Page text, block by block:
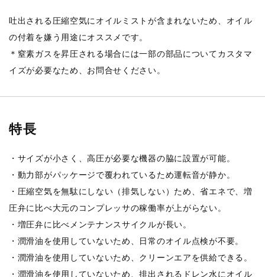
吐出される圧縮空気にオイルミストが含まれないため、オイル
の付着を嫌う用途にオススメです。
＊窒素ガスを昇圧される場合には一部の部品についてカスタマ
イズが必要なため、お問合せください。
特長
・サイズが小さく、高圧が必要な機器の脇に設置が可能。
・動力部がパッケージで覆われているため運転音が静か。
・圧縮空気を無駄にしない（排気しない）ため、省エネで、増
圧弁に比べ大元のコンプレッサの稼働率が上がらない。
・増圧弁に比べメンテナンスサイクルが長い。
・潤滑油を使用していないため、日常のオイル点検が不要。
・潤滑油を使用していないため、クリーンエアを供給できる。
・潤滑油を使用していないため、排出されるドレン水にオイル